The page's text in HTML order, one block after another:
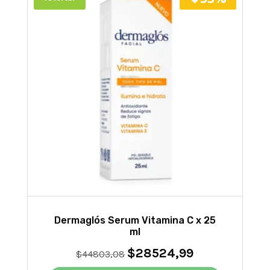
Dermaglós Serum Vitamina C x 25
ml
$44803,08 El
precio
$28524,99El
precio